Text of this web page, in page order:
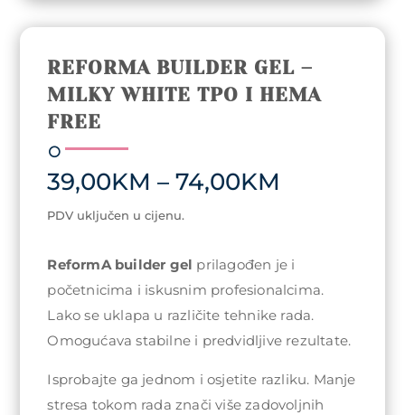
REFORMA BUILDER GEL –
MILKY WHITE TPO I HEMA
FREE
39,00KM – 74,00KM
74,00KM
PDV uključen u cijenu.
ReformA builder gel prilagođen je i
početnicima i iskusnim profesionalcima.
Lako se uklapa u različite tehnike rada.
Omogućava stabilne i predvidljive rezultate.
Isprobajte ga jednom i osjetite razliku. Manje
stresa tokom rada znači više zadovoljnih